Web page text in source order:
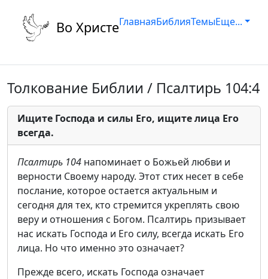
Во ХристеГлавнаяБиблияТемыЕще...
Толкование Библии / Псалтирь 104:4
Ищите Господа и силы Его, ищите лица Его
всегда.
Псалтирь 104 напоминает о Божьей любви и
верности Своему народу. Этот стих несет в себе
послание, которое остается актуальным и
сегодня для тех, кто стремится укреплять свою
веру и отношения с Богом. Псалтирь призывает
нас искать Господа и Его силу, всегда искать Его
лица. Но что именно это означает?
Прежде всего, искать Господа означает